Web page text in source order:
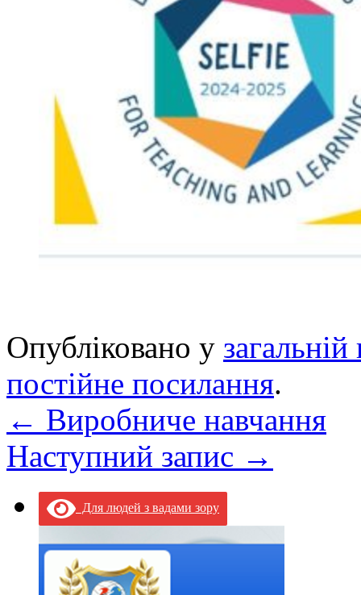
Опубліковано у загальній
постійне посилання.
← Виробниче навчання
Наступний запис →
Для людей з вадами зору